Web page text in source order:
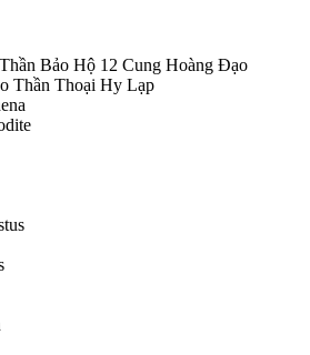
Bảo Hộ 12 Cung Hoàng Đạo
Thần Thoại Hy Lạp